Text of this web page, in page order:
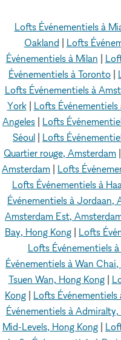
Lofts Événementiels à
Oakland
Lofts
Événementiels à Milan
Événementiels à Toronto
Lofts Événementiels à
York| Lofts Événementiels
Angeles
Lofts
Séoul
Lofts
Quartier rouge, Amsterdam
Amsterdam
Lofts
Lofts Événementiels à
Événementiels à Jordaan,
Amsterdam Est,
Bay, Hong Kong
Lofts
Lofts Événementiels
Événementiels à Wan
Tsuen Wan, Hong Kong|
Kong
Lofts Événementiels
Événementiels à
Mid-Levels, Hong Kong